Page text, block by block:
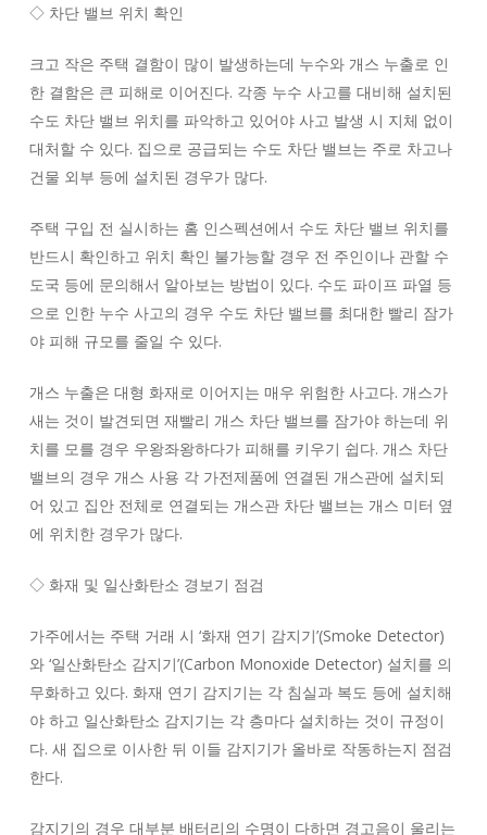
◇ 차단 밸브 위치 확인
크고 작은 주택 결함이 많이 발생하는데 누수와 개스 누출로 인
한 결함은 큰 피해로 이어진다. 각종 누수 사고를 대비해 설치된
수도 차단 밸브 위치를 파악하고 있어야 사고 발생 시 지체 없이
대처할 수 있다. 집으로 공급되는 수도 차단 밸브는 주로 차고나
건물 외부 등에 설치된 경우가 많다.
주택 구입 전 실시하는 홈 인스펙션에서 수도 차단 밸브 위치를
반드시 확인하고 위치 확인 불가능할 경우 전 주인이나 관할 수
도국 등에 문의해서 알아보는 방법이 있다. 수도 파이프 파열 등
으로 인한 누수 사고의 경우 수도 차단 밸브를 최대한 빨리 잠가
야 피해 규모를 줄일 수 있다.
개스 누출은 대형 화재로 이어지는 매우 위험한 사고다. 개스가
새는 것이 발견되면 재빨리 개스 차단 밸브를 잠가야 하는데 위
치를 모를 경우 우왕좌왕하다가 피해를 키우기 쉽다. 개스 차단
밸브의 경우 개스 사용 각 가전제품에 연결된 개스관에 설치되
어 있고 집안 전체로 연결되는 개스관 차단 밸브는 개스 미터 옆
에 위치한 경우가 많다.
◇ 화재 및 일산화탄소 경보기 점검
가주에서는 주택 거래 시 ‘화재 연기 감지기’(Smoke Detector)
와 ‘일산화탄소 감지기’(Carbon Monoxide Detector) 설치를 의
무화하고 있다. 화재 연기 감지기는 각 침실과 복도 등에 설치해
야 하고 일산화탄소 감지기는 각 층마다 설치하는 것이 규정이
다. 새 집으로 이사한 뒤 이들 감지기가 올바로 작동하는지 점검
한다.
감지기의 경우 대부분 배터리의 수명이 다하면 경고음이 울리는